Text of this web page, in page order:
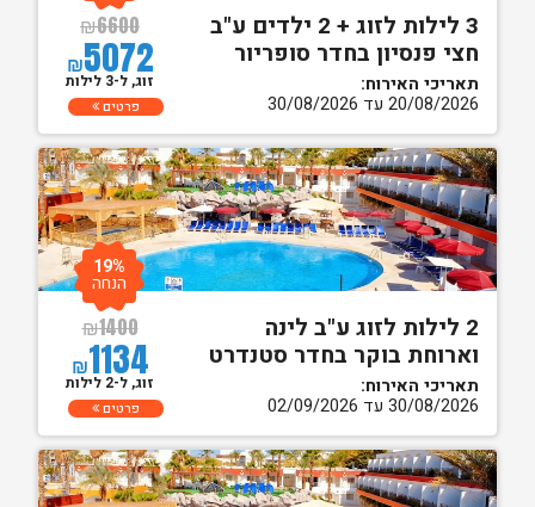
3 לילות לזוג + 2 ילדים ע"ב
חצי פנסיון בחדר סופריור
תאריכי האירוח:
20/08/2026 עד 30/08/2026
₪6600
₪5072
זוג, ל-3 לילות
פרטים
2 לילות לזוג ע"ב לינה
וארוחת בוקר בחדר סטנדרט
תאריכי האירוח:
30/08/2026 עד 02/09/2026
₪1400
₪1134
19%
הנחה
זוג, ל-2 לילות
פרטים